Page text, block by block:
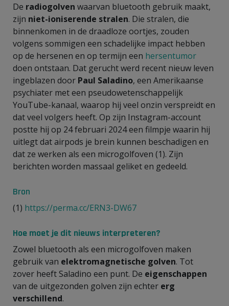
De radiogolven waarvan bluetooth gebruik maakt,
zijn niet-ioniserende stralen. Die stralen, die
binnenkomen in de draadloze oortjes, zouden
volgens sommigen een schadelijke impact hebben
op de hersenen en op termijn een hersentumor
doen ontstaan. Dat gerucht werd recent nieuw leven
ingeblazen door Paul Saladino, een Amerikaanse
psychiater met een pseudowetenschappelijk
YouTube-kanaal, waarop hij veel onzin verspreidt en
dat veel volgers heeft. Op zijn Instagram-account
postte hij op 24 februari 2024 een filmpje waarin hij
uitlegt dat airpods je brein kunnen beschadigen en
dat ze werken als een microgolfoven (1). Zijn
berichten worden massaal geliket en gedeeld.
Bron
(1) https://perma.cc/ERN3-DW67
Hoe moet je dit nieuws interpreteren?
Zowel bluetooth als een microgolfoven maken
gebruik van elektromagnetische golven. Tot
zover heeft Saladino een punt. De eigenschappen
van de uitgezonden golven zijn echter erg
verschillend.